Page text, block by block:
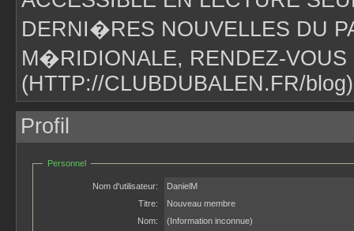
DERNI�RES NOUVELLES DU
M�RIDIONALE, RENDEZ-
(HTTP://CLUBDUBALEN.FR/blog)
Profil
Personnel
Nom d'utilisateur:
DanielM
Titre:
Nouveau membre
Nom:
(Information inconnue)